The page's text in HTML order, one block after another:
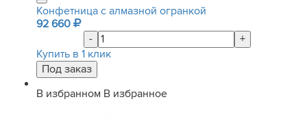
Конфетница с алмазной огранкой
92 660
-
+
Купить в 1 клик
В избранном В избранное